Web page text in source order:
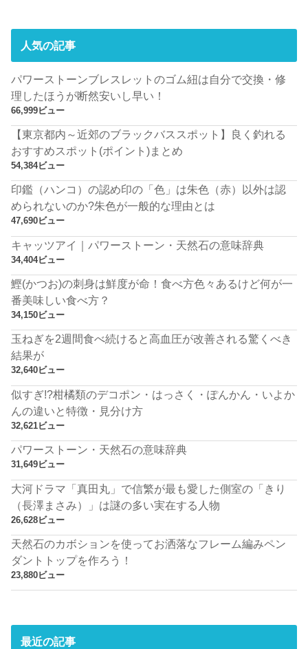
人気の記事
パワーストーンブレスレットのゴム紐は自分で交換・修
理したほうが断然安いし早い！
66,999ビュー
【東京都内～近郊のブラックバススポット】良く釣れる
おすすめスポット(ポイント)まとめ
54,384ビュー
印鑑（ハンコ）の認め印の「色」は朱色（赤）以外は認
められないのか?朱色が一般的な理由とは
47,690ビュー
キャッツアイ｜パワーストーン・天然石の意味辞典
34,404ビュー
鰹(かつお)の刺身は鮮度が命！食べ方色々あるけど何が一
番美味しい食べ方？
34,150ビュー
玉ねぎを2週間食べ続けると高血圧が改善される驚くべき
結果が
32,640ビュー
似すぎ!?柑橘類のデコポン・はっさく・ぽんかん・いよか
んの違いと特徴・見分け方
32,621ビュー
パワーストーン・天然石の意味辞典
31,649ビュー
大河ドラマ「真田丸」で信繁が最も愛した側室の「きり
（長澤まさみ）」は謎の多い実在する人物
26,628ビュー
天然石のカボションを使ってお洒落なフレーム編みペン
ダントトップを作ろう！
23,880ビュー
最近の記事